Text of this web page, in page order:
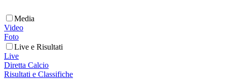
Media
Video
Foto
Live e Risultati
Live
Diretta Calcio
Risultati e Classifiche